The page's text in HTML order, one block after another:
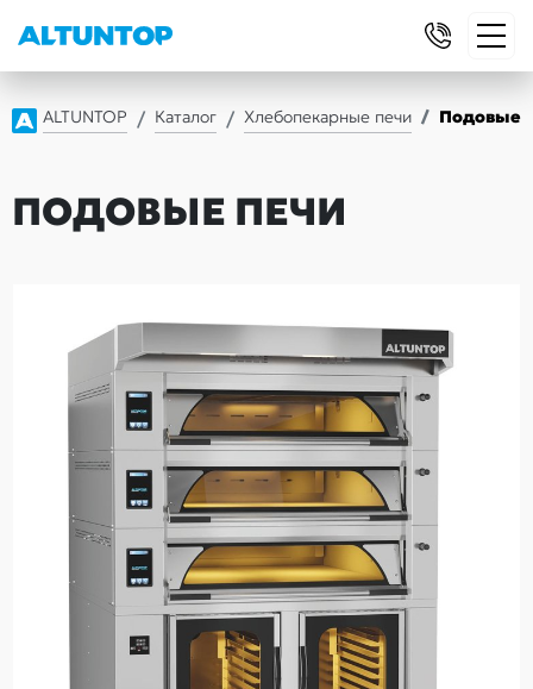
ALTUNTOP Каталог Хлебопекарные печи Подовые
ПОДОВЫЕ ПЕЧИ